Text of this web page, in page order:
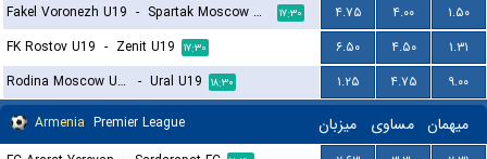
Fakel Voronezh U19 - Spartak Moscow U19 ۱۷:۳۰ ۴.۷۵ ۴.۰۰
۱.۵۰
FK Rostov U19 - Zenit U19 ۱۷:۳۰ ۶.۵۰ ۴.۵۰
۱.۳۱
Rodina Moscow U19
- Ural U19 ۱۸:۳۰ ۱.۲۵ ۴.۷۵
۹.۰۰
Armenia Premier League میزبان مساوی میهمان